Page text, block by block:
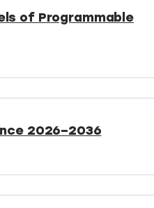
of Programmable
2026–2036